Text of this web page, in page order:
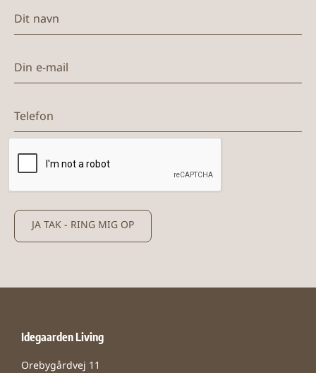
JA TAK - RING MIG OP
Idegaarden Living
Orebygårdvej 11